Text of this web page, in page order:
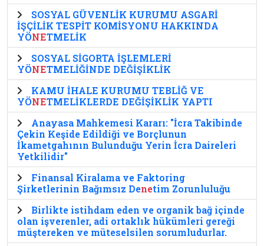
SOSYAL GÜVENLİK KURUMU ASGARİ
İŞÇİLİK TESPİT KOMİSYONU HAKKINDA
YÖNETMELİK
SOSYAL SİGORTA İŞLEMLERİ
YÖNETMELİĞİNDE DEĞİŞİKLİK
KAMU İHALE KURUMU TEBLİĞ VE
YÖNETMELİKLERDE DEĞİŞİKLİK YAPTI
Anayasa Mahkemesi Kararı: "İcra Takibinde
Çekin Keşide Edildiği ve Borçlunun
İkametgahının Bulunduğu Yerin İcra Daireleri
Yetkilidir"
Finansal Kiralama ve Faktoring
Şirketlerinin Bağımsız Denetim Zorunluluğu
Birlikte istihdam eden ve organik bağ içinde
olan işverenler, adi ortaklık hükümleri gereği
müştereken ve müteselsilen sorumludurlar.